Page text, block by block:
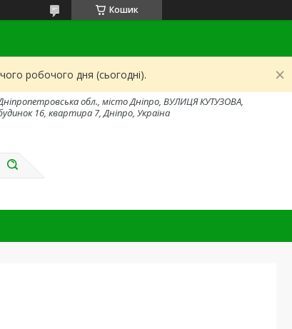
Кошик
робочого дня (сьогодні).
обл., місто Дніпро, ВУЛИЦЯ КУТУЗОВА,
16, квартира 7, Дніпро, Україна